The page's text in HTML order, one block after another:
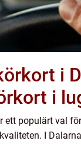
i
i
ett populärt val
I